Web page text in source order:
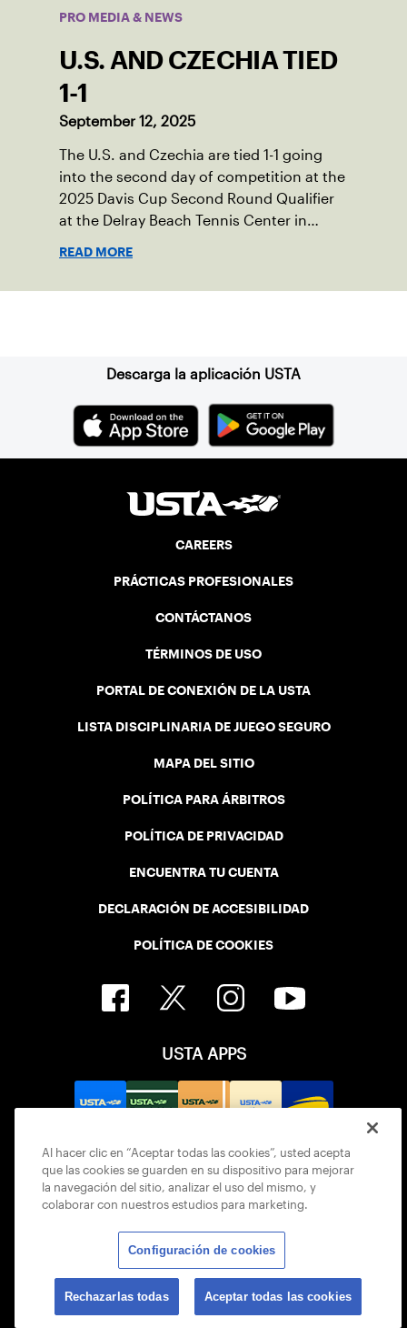
PRO MEDIA & NEWS
U.S. AND CZECHIA TIED
1-1
September 12, 2025
The U.S. and Czechia are tied 1-1 going
into the second day of competition at the
2025 Davis Cup Second Round Qualifier
at the Delray Beach Tennis Center in
READ MORE
Descarga la aplicación USTA
CAREERS
PRÁCTICAS PROFESIONALES
CONTÁCTANOS
TÉRMINOS DE USO
PORTAL DE CONEXIÓN DE LA USTA
LISTA DISCIPLINARIA DE JUEGO SEGURO
MAPA DEL SITIO
POLÍTICA PARA ÁRBITROS
POLÍTICA DE PRIVACIDAD
ENCUENTRA TU CUENTA
DECLARACIÓN DE ACCESIBILIDAD
POLÍTICA DE COOKIES
USTA APPS
© 2026 USTA ALL RIGHTS RESERVED
Al hacer clic en “Aceptar todas las cookies”, usted acepta
que las cookies se guarden en su dispositivo para mejorar
la navegación del sitio, analizar el uso del mismo, y
colaborar con nuestros estudios para marketing.
Configuración de cookies
Rechazarlas todas Aceptar todas las cookies